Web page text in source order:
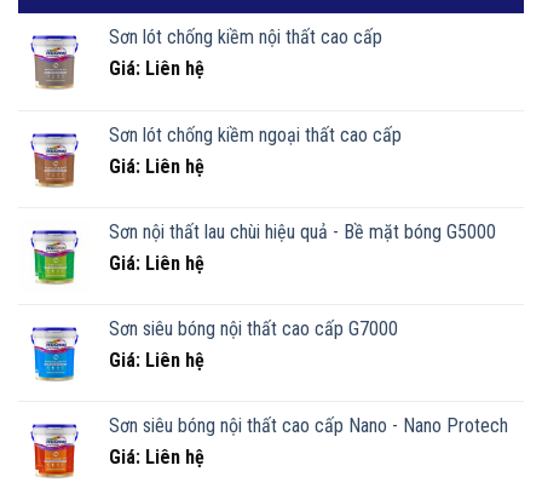
Sơn lót chống kiềm nội thất cao cấp
Giá: Liên hệ
Sơn lót chống kiềm ngoại thất cao cấp
Giá: Liên hệ
Sơn nội thất lau chùi hiệu quả - Bề mặt bóng G5000
Giá: Liên hệ
Sơn siêu bóng nội thất cao cấp G7000
Giá: Liên hệ
Sơn siêu bóng nội thất cao cấp Nano - Nano Protech
Giá: Liên hệ